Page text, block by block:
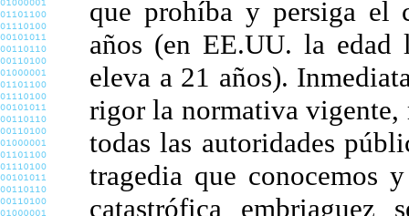
que prohíba y persiga el
años (en EE.UU. la
eleva a 21 años).
rigor la normativa vigente,
todas las autoridades
tragedia que conocemos
catastrófica embriaguez